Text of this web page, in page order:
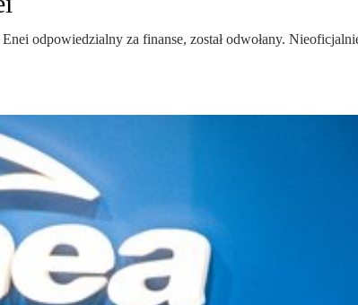
odpowiedzialny za finanse, został odwołany.